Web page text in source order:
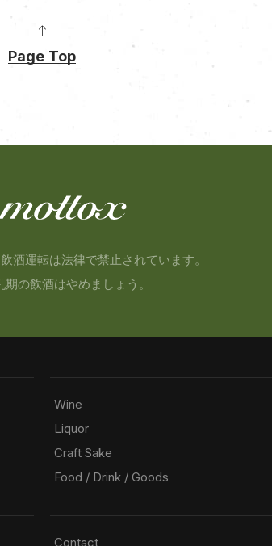
Page Top
酒運転は法律で禁止されています。
の飲酒はやめましょう。
Wine
Liquor
Craft Sake
Food / Drink / Goods
Contact